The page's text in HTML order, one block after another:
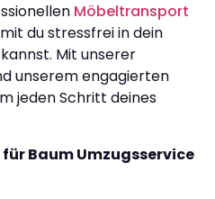
Möbeltransport
du stressfrei in dein
Mit unserer
unserem engagierten
jeden Schritt deines
Baum Umzugsservice